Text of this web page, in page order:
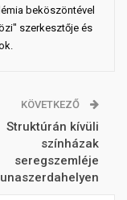
beköszöntével
szerkesztője és
KÖVETKEZŐ
Struktúrán kívüli
színházak
seregszemléje